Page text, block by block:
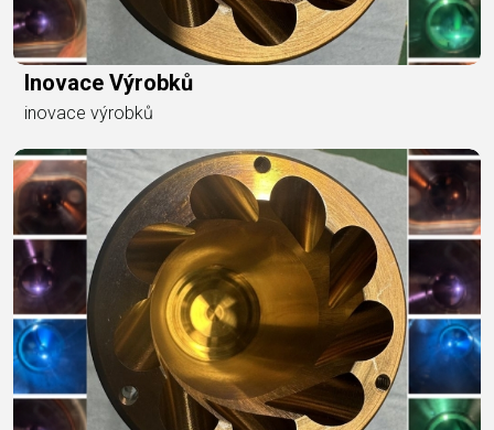
Inovace Výrobků
inovace výrobků